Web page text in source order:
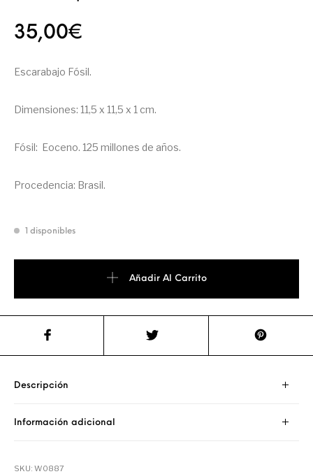
35,00€
Escarabajo Fósil.
Dimensiones: 11,5 x 11,5 x 1 cm.
Fósil: Eoceno. 125 millones de años.
Procedencia: Brasil.
1 disponibles
Añadir Al Carrito
Descripción
Información adicional
SKU:W0887